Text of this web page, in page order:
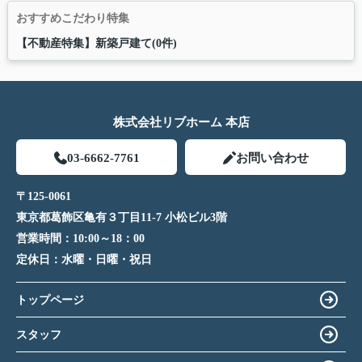
おすすめこだわり特集
【不動産特集】新築戸建て(0件)
株式会社リブホーム 本店
03-6662-7761 お問い合わせ
〒125-0061
東京都葛飾区亀有３丁目11-7 小松ビル3階
営業時間： 10:00～18：00
定休日： 水曜・日曜・祝日
トップページ
スタッフ